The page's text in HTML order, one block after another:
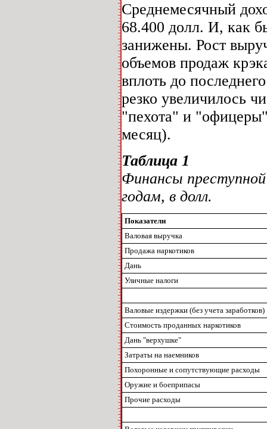
Среднемесячный
68.400 долл. И, как
занижены. Рост
объемов продаж
вплоть до
резко увеличилось
"пехота" и
месяц).
Таблица 1
Финансы преступной
годам, в долл.
Показатели
Валовая выручка
Продажа наркотиков
Дань
Уличные налоги
Валовые издержки (без учета заработков)
Стоимость проданных наркотиков
Дань "верхушке"
Затраты на наемников
Похоронные и сопутствующие расходы
Оружие и боеприпасы
Прочие расходы